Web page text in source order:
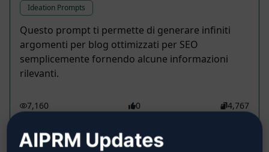
Ideation Prompts
Questo prompt ti permette di generare infiniti
argomenti per blog ottimizzati per SEO
semplicemente fornendo alcune informazioni
rilevanti.
7,160 0 4,767
Andrew Sitz
AIPRM Updates